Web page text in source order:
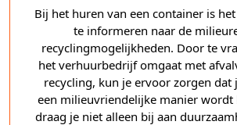
Bij het huren van een container is
te informeren naar de
recyclingmogelijkheden. Door te
het verhuurbedrijf omgaat met
recycling, kun je ervoor zorgen dat
een milieuvriendelijke manier wordt
draag je niet alleen bij aan